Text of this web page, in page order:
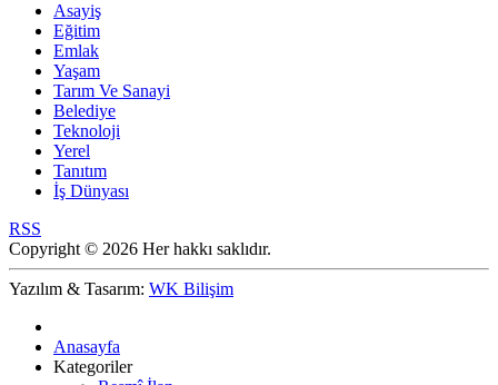
Asayiş
Eğitim
Emlak
Yaşam
Tarım Ve Sanayi
Belediye
Teknoloji
Yerel
Tanıtım
İş Dünyası
RSS
Copyright © 2026 Her hakkı saklıdır.
Yazılım & Tasarım: WK Bilişim
Anasayfa
Kategoriler